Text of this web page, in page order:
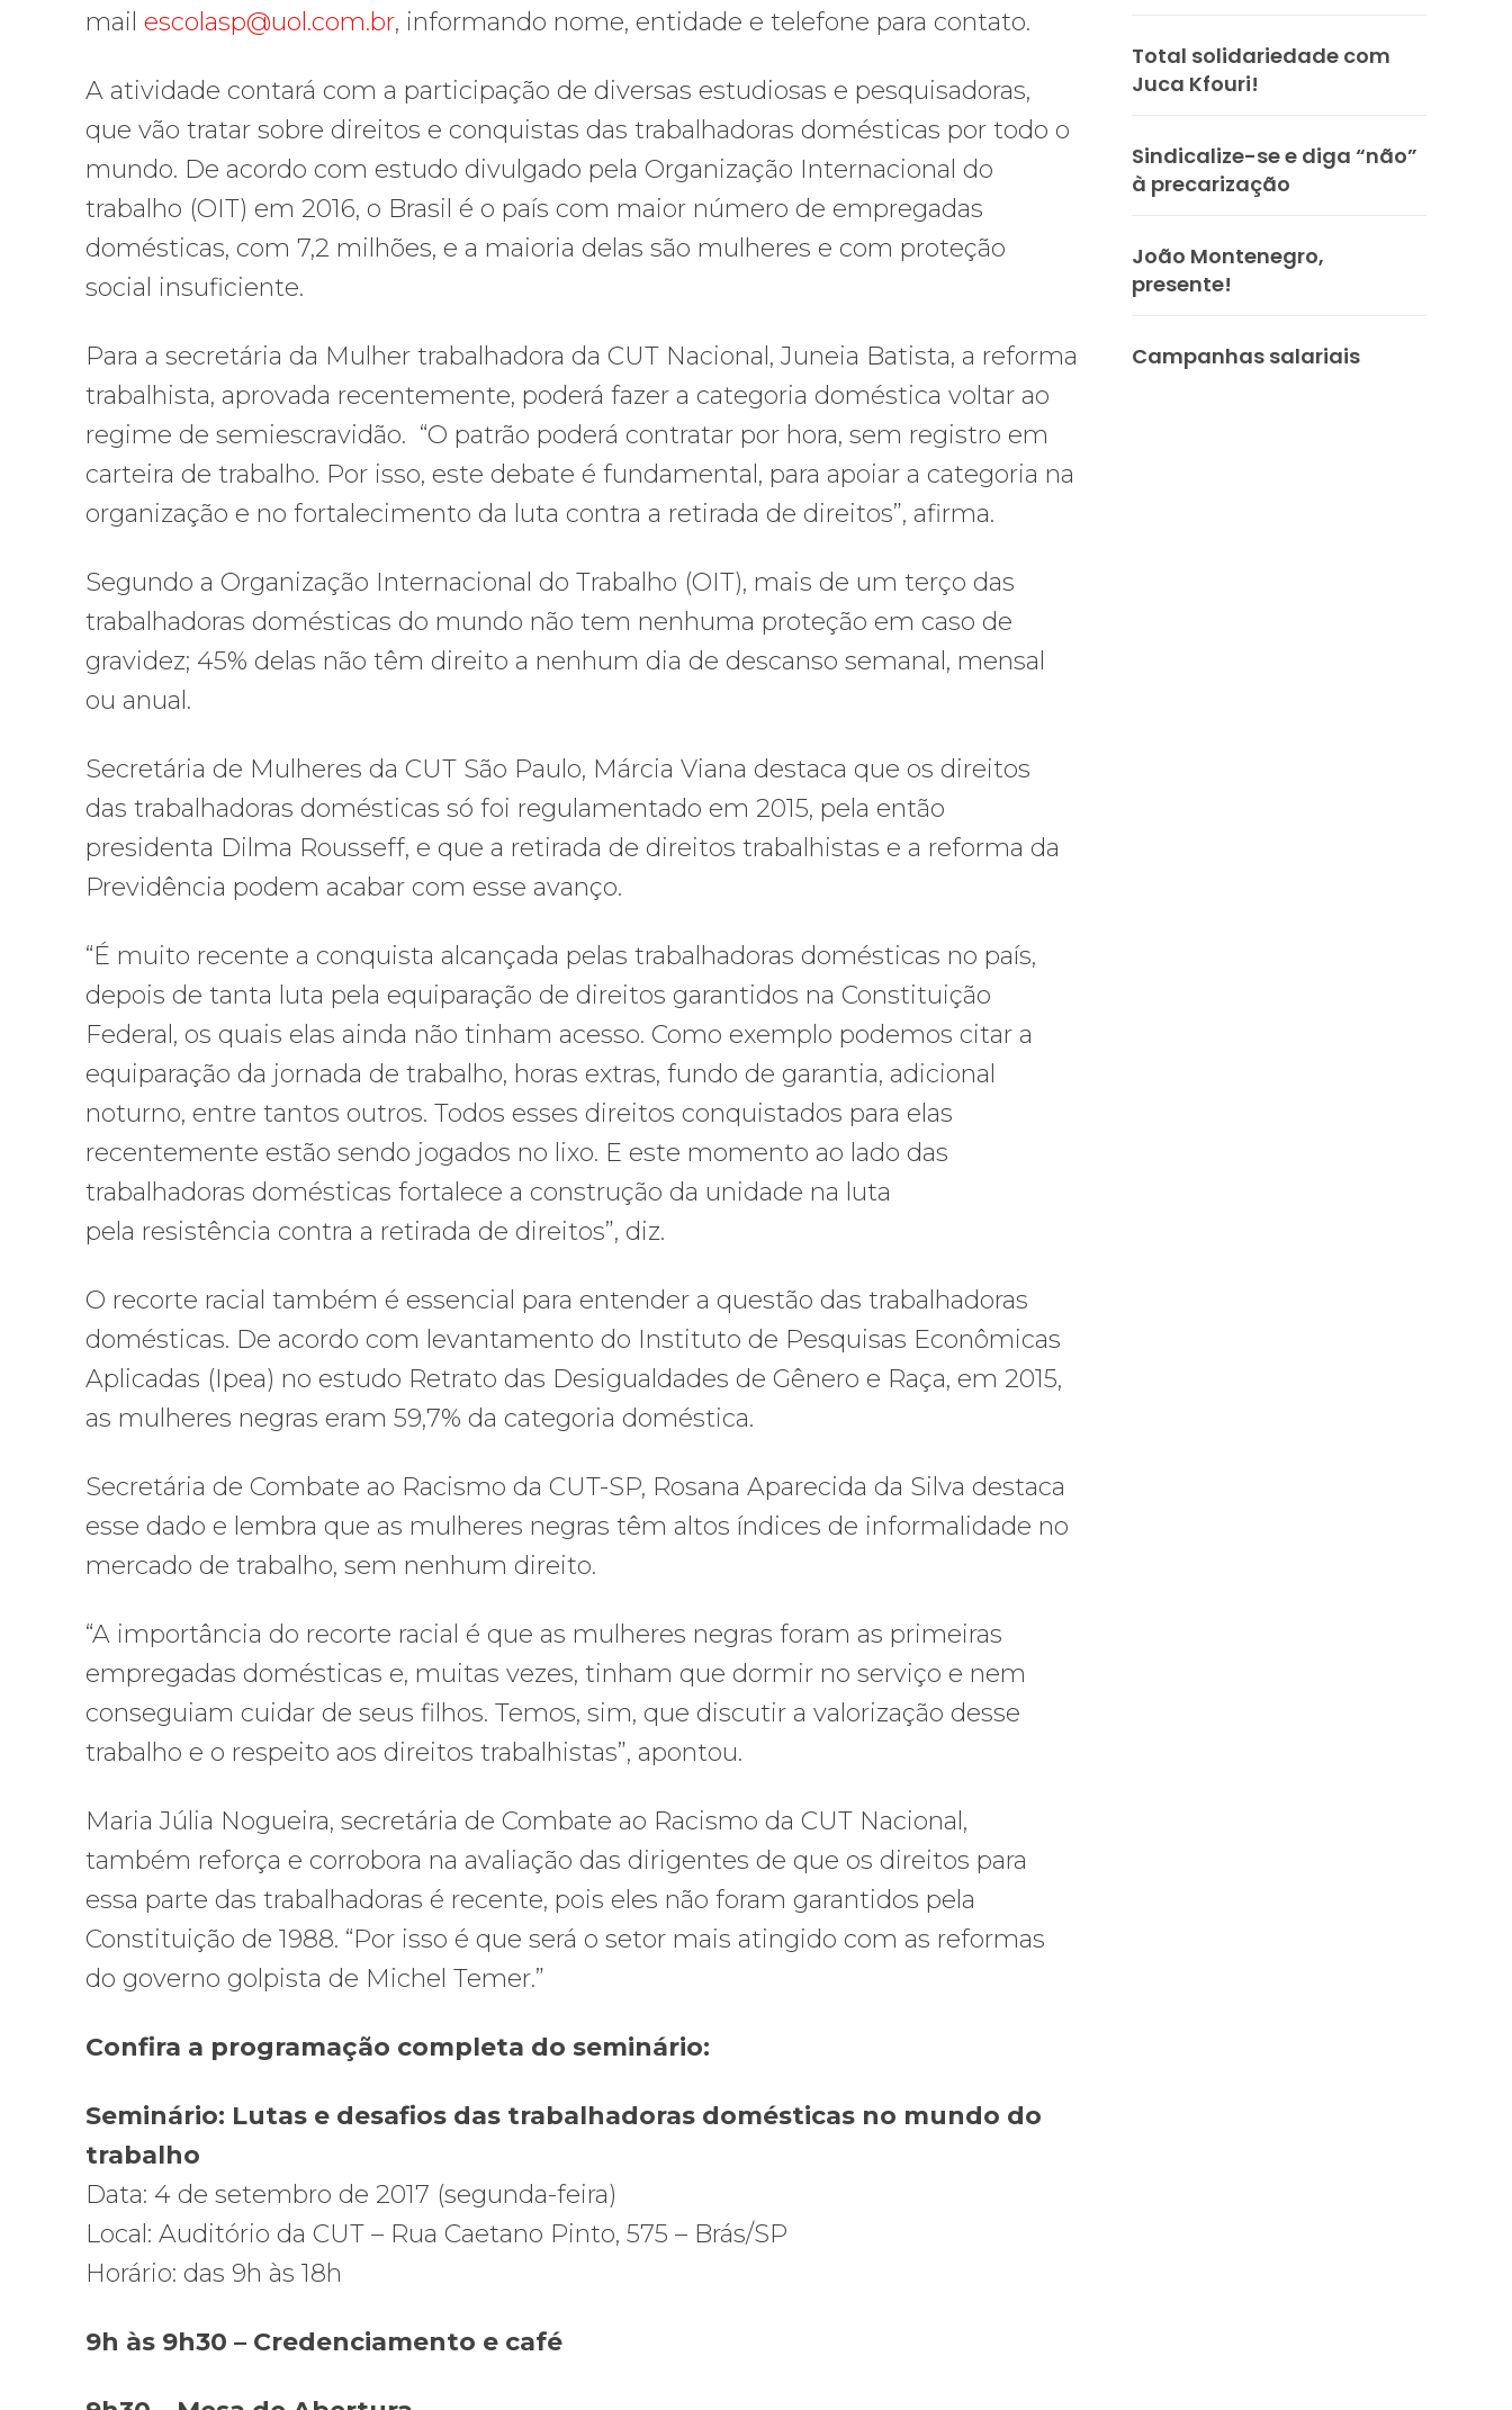
mail escolasp@uol.com.br, informando nome, entidade e telefone para contato.
A atividade contará com a participação de diversas estudiosas e pesquisadoras,
que vão tratar sobre direitos e conquistas das trabalhadoras domésticas por todo o
mundo. De acordo com estudo divulgado pela Organização Internacional do
trabalho (OIT) em 2016, o Brasil é o país com maior número de empregadas
domésticas, com 7,2 milhões, e a maioria delas são mulheres e com proteção
social insuficiente.
Para a secretária da Mulher trabalhadora da CUT Nacional, Juneia Batista, a reforma
trabalhista, aprovada recentemente, poderá fazer a categoria doméstica voltar ao
regime de semiescravidão. “O patrão poderá contratar por hora, sem registro em
carteira de trabalho. Por isso, este debate é fundamental, para apoiar a categoria na
organização e no fortalecimento da luta contra a retirada de direitos”, afirma.
Segundo a Organização Internacional do Trabalho (OIT), mais de um terço das
trabalhadoras domésticas do mundo não tem nenhuma proteção em caso de
gravidez; 45% delas não têm direito a nenhum dia de descanso semanal, mensal
ou anual.
Secretária de Mulheres da CUT São Paulo, Márcia Viana destaca que os direitos
das trabalhadoras domésticas só foi regulamentado em 2015, pela então
presidenta Dilma Rousseff, e que a retirada de direitos trabalhistas e a reforma da
Previdência podem acabar com esse avanço.
“É muito recente a conquista alcançada pelas trabalhadoras domésticas no país,
depois de tanta luta pela equiparação de direitos garantidos na Constituição
Federal, os quais elas ainda não tinham acesso. Como exemplo podemos citar a
equiparação da jornada de trabalho, horas extras, fundo de garantia, adicional
noturno, entre tantos outros. Todos esses direitos conquistados para elas
recentemente estão sendo jogados no lixo. E este momento ao lado das
trabalhadoras domésticas fortalece a construção da unidade na luta
pela resistência contra a retirada de direitos”, diz.
O recorte racial também é essencial para entender a questão das trabalhadoras
domésticas. De acordo com levantamento do Instituto de Pesquisas Econômicas
Aplicadas (Ipea) no estudo Retrato das Desigualdades de Gênero e Raça, em 2015,
as mulheres negras eram 59,7% da categoria doméstica.
Secretária de Combate ao Racismo da CUT-SP, Rosana Aparecida da Silva destaca
esse dado e lembra que as mulheres negras têm altos índices de informalidade no
mercado de trabalho, sem nenhum direito.
“A importância do recorte racial é que as mulheres negras foram as primeiras
empregadas domésticas e, muitas vezes, tinham que dormir no serviço e nem
conseguiam cuidar de seus filhos. Temos, sim, que discutir a valorização desse
trabalho e o respeito aos direitos trabalhistas”, apontou.
Maria Júlia Nogueira, secretária de Combate ao Racismo da CUT Nacional,
também reforça e corrobora na avaliação das dirigentes de que os direitos para
essa parte das trabalhadoras é recente, pois eles não foram garantidos pela
Constituição de 1988. “Por isso é que será o setor mais atingido com as reformas
do governo golpista de Michel Temer.”
Confira a programação completa do seminário:
Seminário: Lutas e desafios das trabalhadoras domésticas no mundo do
trabalho
Data: 4 de setembro de 2017 (segunda-feira)
Local: Auditório da CUT – Rua Caetano Pinto, 575 – Brás/SP
Horário: das 9h às 18h
9h às 9h30 – Credenciamento e café
Total solidariedade com
Juca Kfouri!
Sindicalize-se e diga “não”
à precarização
João Montenegro,
presente!
Campanhas salariais